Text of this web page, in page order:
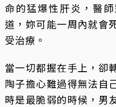
命的猛爆性肝炎，醫
道，妳可能一周內就會
受治療。
當一切都握在手上，卻
陶子擔心難過得無法自
時是最脆弱的時候，男